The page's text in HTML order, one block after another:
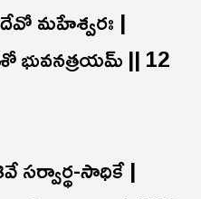
మహేశ్వరః |
భువనత్రయమ్ || 12
సర్వార్థ-సాధికే |